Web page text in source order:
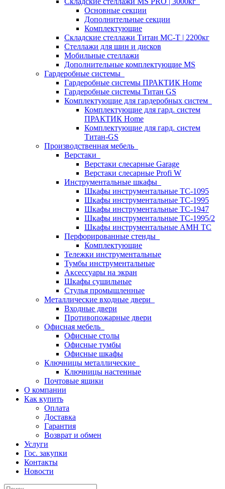
Основные секции
Дополнительные секции
Комплектующие
Складские стеллажи Титан МС-Т | 2200кг
Стеллажи для шин и дисков
Мобильные стеллажи
Дополнительные комплектующие MS
Гардеробные системы
Гардеробные системы ПРАКТИК Home
Гардеробные системы Титан GS
Комплектующие для гардеробных систем
Комплектующие для гард. систем
ПРАКТИК Home
Комплектующие для гард. систем
Титан-GS
Производственная мебель
Верстаки
Верстаки слесарные Garage
Верстаки слесарные Profi W
Инструментальные шкафы
Шкафы инструментальные TC-1095
Шкафы инструментальные TC-1995
Шкафы инструментальные TC-1947
Шкафы инструментальные TC-1995/2
Шкафы инструментальные AMH TC
Перфорированные стенды
Комплектующие
Тележки инструментальные
Тумбы инструментальные
Аксессуары на экран
Шкафы сушильные
Стулья промышленные
Металлические входные двери
Входные двери
Противопожарные двери
Офисная мебель
Офисные столы
Офисные тумбы
Офисные шкафы
Ключницы металлические
Ключницы настенные
Почтовые ящики
О компании
Как купить
Оплата
Доставка
Гарантия
Возврат и обмен
Услуги
Гос. закупки
Контакты
Новости